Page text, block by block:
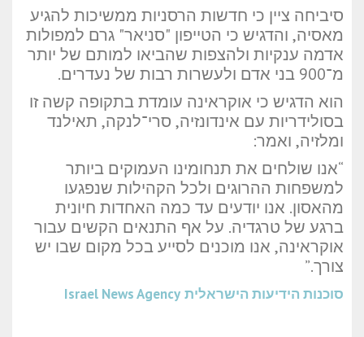
סיביחה ציין כי חדשות הרסניות ממשיכות להגיע
מאסיה, והדגיש כי הטייפון "סניאר" גרם למפולות
אדמה ענקיות ולהצפות שהביאו למותם של יותר
מ־900 בני אדם ולעשרות רבות של נעדרים.
הוא הדגיש כי אוקראינה עומדת בתקופה קשה זו
בסולידריות עם אינדונזיה, סרי־לנקה, תאילנד
ומלזיה, ואמר:
“אנו שולחים את תנחומינו העמוקים ביותר
למשפחות ההרוגים ולכל הקהילות שנפגעו
מהאסון. אנו יודעים עד כמה האחדות חיונית
ברגע של טרגדיה. על אף התנאים הקשים עבור
אוקראינה, אנו מוכנים לסייע בכל מקום שבו יש
צורך.”
סוכנות הידיעות הישראלית Israel News Agency